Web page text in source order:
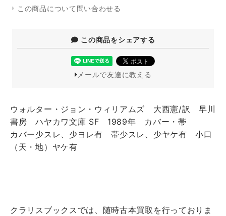
この商品について問い合わせる
この商品をシェアする
メールで友達に教える
ウォルター・ジョン・ウィリアムズ 大西憲/訳 早川
書房 ハヤカワ文庫 SF 1989年 カバー・帯
カバー少スレ、少ヨレ有 帯少スレ、少ヤケ有 小口
（天・地）ヤケ有
クラリスブックスでは、随時古本買取を行っておりま